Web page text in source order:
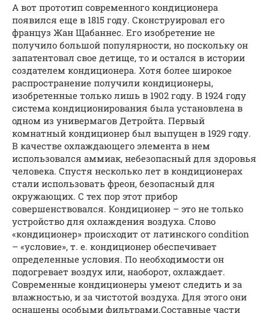
А вот прототип современного кондиционера
появился еще в 1815 году. Сконструировал его
француз Жан Щабаннес. Его изобретение не
получило большой популярности, но поскольку он
запатентовал свое детище, то и остался в истории
создателем кондиционера. Хотя более широкое
распространение получили кондиционеры,
изобретенные только лишь в 1902 году. В 1924 году
система кондиционирования была установлена в
одном из универмагов Детройта. Первый
комнатный кондиционер был выпущен в 1929 году.
В качестве охлаждающего элемента в нем
использовался аммиак, небезопасный для здоровья
человека. Спустя несколько лет в кондиционерах
стали использовать фреон, безопасный для
окружающих. С тех пор этот прибор
совершенствовался. Кондиционер – это не только
устройство для охлаждения воздуха. Слово
«кондиционер» происходит от латинского condition
– «условие», т. е. кондиционер обеспечивает
определенные условия. По необходимости он
подогревает воздух или, наоборот, охлаждает.
Современные кондиционеры умеют следить и за
влажностью, и за чистотой воздуха. Для этого они
оснащены особыми фильтрами.Составные части